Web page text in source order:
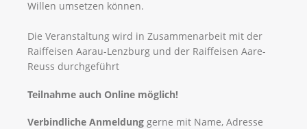
Willen umsetzen können.
Die Veranstaltung wird in Zusammenarbeit mit der
Raiffeisen Aarau-Lenzburg und der Raiffeisen Aare-
Reuss durchgeführt
Teilnahme auch Online möglich!
Verbindliche Anmeldung gerne mit Name, Adresse